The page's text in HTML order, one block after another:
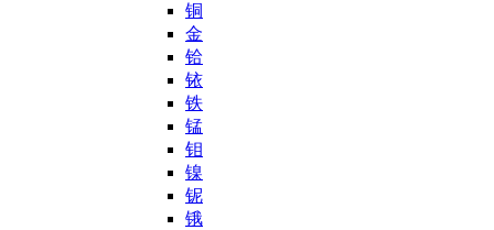
铜
金
铪
铱
铁
锰
钼
镍
铌
锇